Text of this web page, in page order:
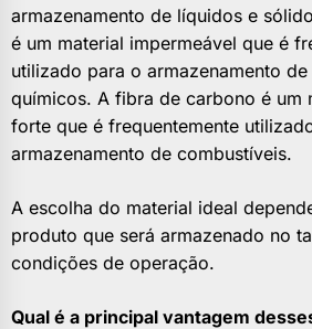
armazenamento de líquidos e
é um material impermeável que é
utilizado para o armazenamento
químicos. A fibra de carbono é um
forte que é frequentemente
armazenamento de combustíveis.
A escolha do material ideal
produto que será armazenado no
condições de operação.
Qual é a principal vantagem